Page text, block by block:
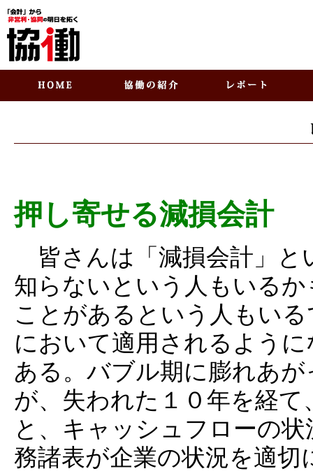
押し寄せる減損会計
皆さんは「減損会計」と
知らないという人もいる
ことがあるという人もい
において適用されるよう
ある。バブル期に膨れあ
が、失われた１０年を経
と、キャッシュフローの
務諸表が企業の状況を適